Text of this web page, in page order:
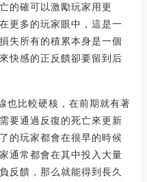
的確可以激勵玩家用更
更多的玩家眼中，這是一
失所有的積累本身是一個
快感的正反饋卻要留到后
也比較硬核，在前期就有著
要通過反復的死亡來更新
的玩家都會在很早的時候
通常都會在其中投入大量
饋，那么就能得到長久